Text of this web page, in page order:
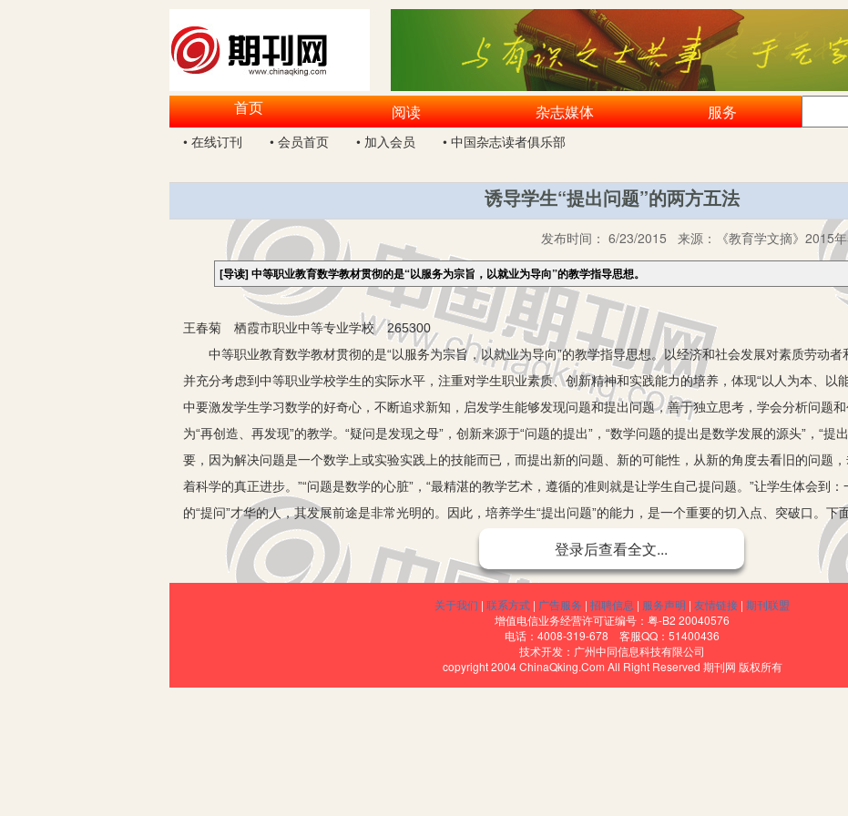
首页 阅读 杂志媒体 服务
• 在线订刊
• 会员首页 • 加入会员 • 中国杂志读者俱乐部
诱导学生“提出问题”的两方五法
发布时间： 6/23/2015 来源： 《教育学文摘》2015
[导读]中等职业教育数学教材贯彻的是“以服务为宗旨，以就业为导向”的教学指导思想。
王春菊 栖霞市职业中等专业学校 265300
中等职业教育数学教材贯彻的是“以服务为宗旨，以就业为导向”的教学指导思想。以经济和社会发展对素质劳动者
并充分考虑到中等职业学校学生的实际水平，注重对学生职业素质、创新精神和实践能力的培养，体现“以人为本、以
中要激发学生学习数学的好奇心，不断追求新知，启发学生能够发现问题和提出问题，善于独立思考，学会分析问题
为“再创造、再发现”的教学。“疑问是发现之母”，创新来源于“问题的提出”，“数学问题的提出是数学发展的源头”，“
要，因为解决问题是一个数学上或实验实践上的技能而已，而提出新的问题、新的可能性，从新的角度去看旧的问题
着科学的真正进步。”“问题是数学的心脏”，“最精湛的教学艺术，遵循的准则就是让学生自己提问题。”让学生体会到
的“提问”才华的人，其发展前途是非常光明的。因此，培养学生“提出问题”的能力，是一个重要的切入点、突破口。下
力，浅淡两方五法。
一、培养学生“提出问题”的方式
每个学生都有自己的人生经历，不同学生会由此对同一种问题形成不同理解和看法，各人的接受能力也不相同。我
关的、尽可能真实的问题，并指导学生在自主探索的基础上，独立地提出问题。
登录后查看全文...
关于我们 | 联系方式 | 广告服务 | 招聘信息 | 服务声明 | 友情链接 | 期刊联盟
增值电信业务经营许可证编号：粤-B2 20040576
电话：4008-319-678 客服QQ：51400436
技术开发：广州中同信息科技有限公司
copyright 2004 ChinaQking.Com All Right Reserved 期刊网 版权所有